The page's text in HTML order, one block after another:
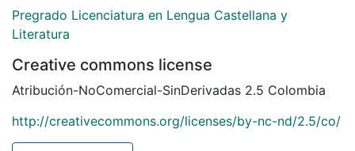
Pregrado Licenciatura en Lengua Castellana y
Literatura
Creative commons license
Atribución-NoComercial-SinDerivadas 2.5 Colombia
http://creativecommons.org/licenses/by-nc-nd/2.5/co/